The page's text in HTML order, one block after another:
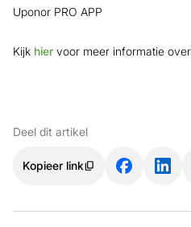
Uponor PRO APP
Kijk hier voor meer informatie
Deel dit artikel
Kopieer link